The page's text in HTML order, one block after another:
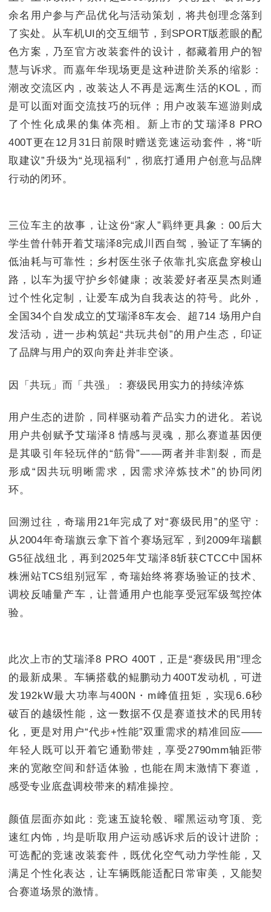
余名用户参与产品优化与活动策划，将共创理念落到
了实处。从车机UI的交互细节，到SPORT版惹眼的配
色方案，乃至官方改装套件的设计，都藏着用户的智
慧与诉求。而嘉年华现场更是这种进阶关系的缩影：
潮改交流区内，改装达人不再是远离生活的KOL，而
是可以面对面交流技巧的玩伴；用户改装车巡游则成
了个性化成果的集体亮相。新上市的艾瑞泽8 PRO
400T更在12月31日前限时赠送竞速运动套件，将“听
取建议”升级为“兑现福利”，彻底打通用户创意与品牌
行动的闭环。
三位车主的故事，让这份“家人”羁绊更具象：00后大
学生曾什韩开着艾瑞泽8完成川西自驾，验证了车辆的
低油耗与可靠性；乡村医生张子依靠扎实底盘穿梭山
路，以车为援守护乡邻健康；改装爱好者巫昊杰则通
过个性化定制，让爱车成为自我表达的符号。此外，
全国34个自发成立的艾瑞泽8车友会、超714 场用户自
发活动，进一步构筑起“共玩共创”的用户生态，印证
了品牌与用户的双向奔赴并非空谈。
因「共玩」而「共强」：赛级民用实力的持续淬炼
用户生态的进阶，同样驱动着产品实力的进化。若说
用户共创赋予艾瑞泽8 情感与灵魂，那么赛道基因便
是其吸引年轻玩伴的“筋骨”——两者并非割裂，而是
形成“因共玩明晰需求，因需求淬炼技术”的协同闭
环。
回溯过往，奇瑞用21年完成了对“赛级民用”的坚守：
从2004年奇瑞旗云拿下首个赛场冠军，到2009年瑞麒
G5征战纽北，再到2025年艾瑞泽8斩获CTCC中国杯
株洲站TCS组别冠军，奇瑞始终将赛场验证的技术、
调校反哺量产车，让普通用户也能享受冠军级驾控体
验。
此次上市的艾瑞泽8 PRO 400T，正是“赛级民用”理念
的最新成果。车辆搭载的鲲鹏动力400T发动机，可迸
发192kW最大功率与400N・m峰值扭矩，实现6.6秒
破百的越级性能，这一数据不仅是赛道技术的民用转
化，更是对用户“代步+性能”双重需求的精准回应——
年轻人既可以开着它通勤带娃，享受2790mm轴距带
来的宽敞空间和舒适体验，也能在周末激情下赛道，
感受专业底盘调校带来的精准操控。
颜值层面亦如此：竞速五旋轮毂、曜黑运动穹顶、竞
速红内饰，均是听取用户运动感诉求后的设计进阶；
可选配的竞速改装套件，既优化空气动力学性能，又
满足个性化表达，让车辆既能适配日常审美，又能契
合赛道场景的激情。